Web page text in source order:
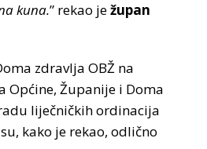
kuna.” rekao ježupan
zdravlja OBŽ na
Općine, Županije i Doma
liječničkih ordinacija
kako je rekao, odlično